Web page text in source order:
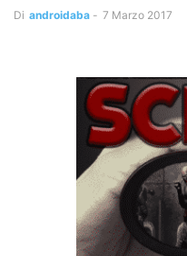
Di androidaba - 7 Marzo 2017